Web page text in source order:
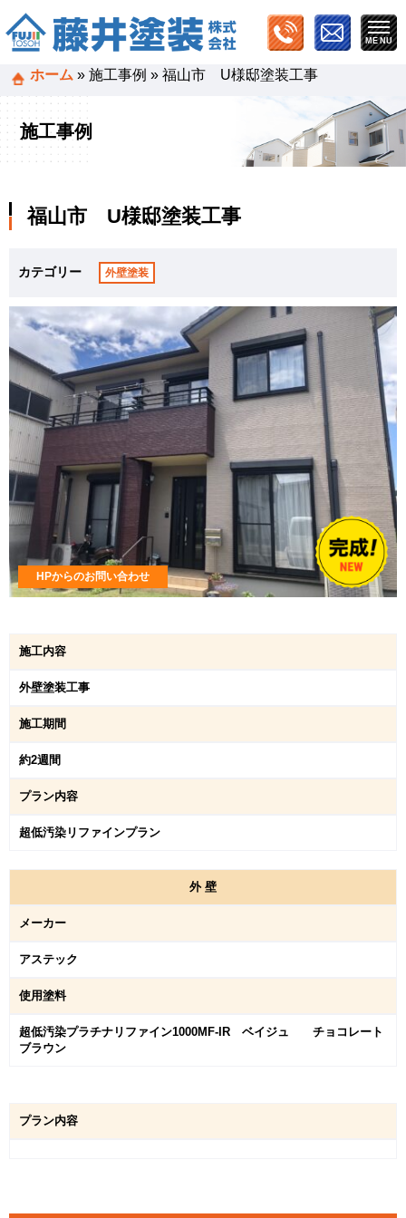
ホーム »施工事例 »福山市 U様邸塗装工事
施工事例
福山市 U様邸塗装工事
カテゴリー 外壁塗装
HPからのお問い合わせ
施工内容
外壁塗装工事
施工期間
約2週間
プラン内容
超低汚染リファインプラン
外 壁
メーカー
アステック
使用塗料
超低汚染プラチナリファイン1000MF-IR ベイジュ チョコレート
ブラウン
プラン内容